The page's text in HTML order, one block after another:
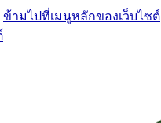
ข้ามไปที่เมนูหลักของเว็บไซต์